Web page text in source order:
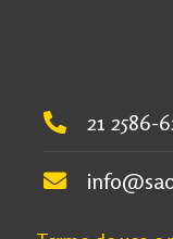
21 2586-